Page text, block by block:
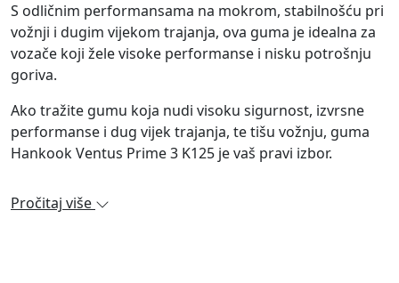
S odličnim performansama na mokrom, stabilnošću pri
vožnji i dugim vijekom trajanja, ova guma je idealna za
vozače koji žele visoke performanse i nisku potrošnju
goriva.
Ako tražite gumu koja nudi visoku sigurnost, izvrsne
performanse i dug vijek trajanja, te tišu vožnju, guma
Hankook Ventus Prime 3 K125 je vaš pravi izbor.
Pročitaj više